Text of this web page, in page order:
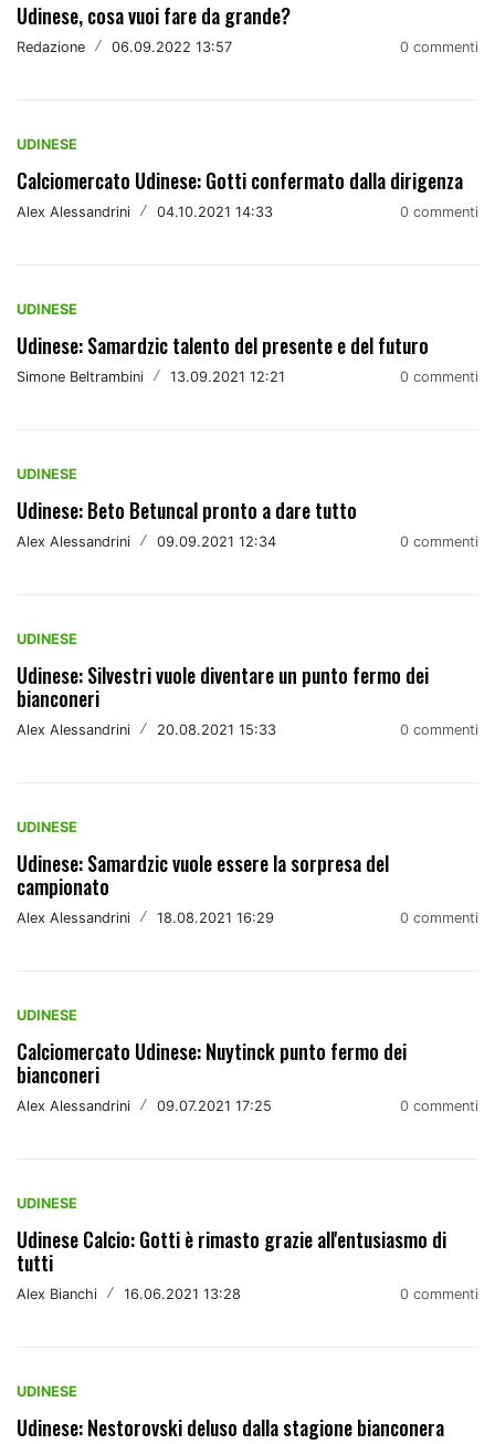
Udinese, cosa vuoi fare da grande?
Redazione / 06.09.2022 13:57 0 commenti
UDINESE
Calciomercato Udinese: Gotti confermato dalla dirigenza
Alex Alessandrini / 04.10.2021 14:33 0 commenti
UDINESE
Udinese: Samardzic talento del presente e del futuro
Simone Beltrambini / 13.09.2021 12:21 0 commenti
UDINESE
Udinese: Beto Betuncal pronto a dare tutto
Alex Alessandrini / 09.09.2021 12:34 0 commenti
UDINESE
Udinese: Silvestri vuole diventare un punto fermo dei
bianconeri
Alex Alessandrini / 20.08.2021 15:33 0 commenti
UDINESE
Udinese: Samardzic vuole essere la sorpresa del
campionato
Alex Alessandrini / 18.08.2021 16:29 0 commenti
UDINESE
Calciomercato Udinese: Nuytinck punto fermo dei
bianconeri
Alex Alessandrini / 09.07.2021 17:25 0 commenti
UDINESE
Udinese Calcio: Gotti è rimasto grazie all'entusiasmo di
tutti
Alex Bianchi / 16.06.2021 13:28 0 commenti
UDINESE
Udinese: Nestorovski deluso dalla stagione bianconera